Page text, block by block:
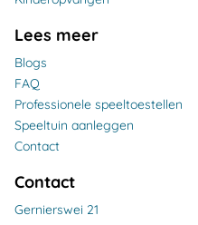
Lees meer
Blogs
FAQ
Professionele speeltoestellen
Speeltuin aanleggen
Contact
Contact
Gernierswei 21